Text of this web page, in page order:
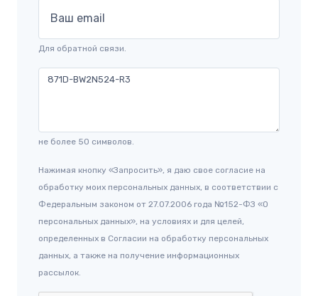
Ваш email
Для обратной связи.
не более 50 символов.
Нажимая кнопку «Запросить», я даю свое согласие на
обработку моих персональных данных, в соответствии с
Федеральным законом от 27.07.2006 года №152-ФЗ «О
персональных данных», на условиях и для целей,
определенных в Согласии на обработку персональных
данных, а также на получение информационных
рассылок.